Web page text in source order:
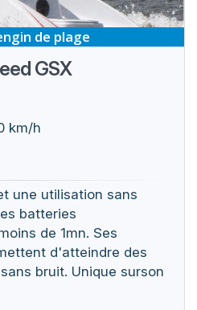
de plage
GSX
km/h
une utilisation sans
batteries
de 1mn. Ses
d'atteindre des
bruit. Unique surson